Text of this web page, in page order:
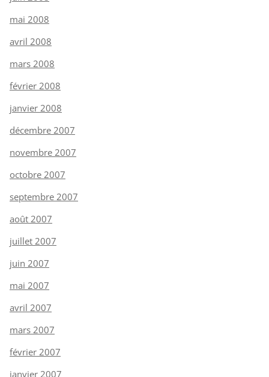
mai 2008
avril 2008
mars 2008
février 2008
janvier 2008
décembre 2007
novembre 2007
octobre 2007
septembre 2007
août 2007
juillet 2007
juin 2007
mai 2007
avril 2007
mars 2007
février 2007
janvier 2007